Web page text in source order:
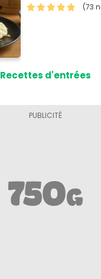
(73
Recettes d'entrées